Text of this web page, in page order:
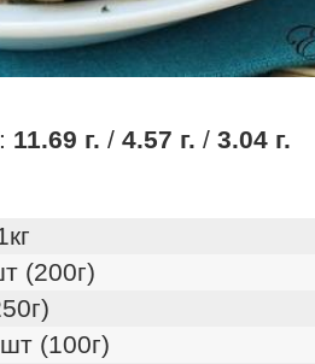
11.69 г. / 4.57 г. / 3.04 г.
(200г)
(100г)